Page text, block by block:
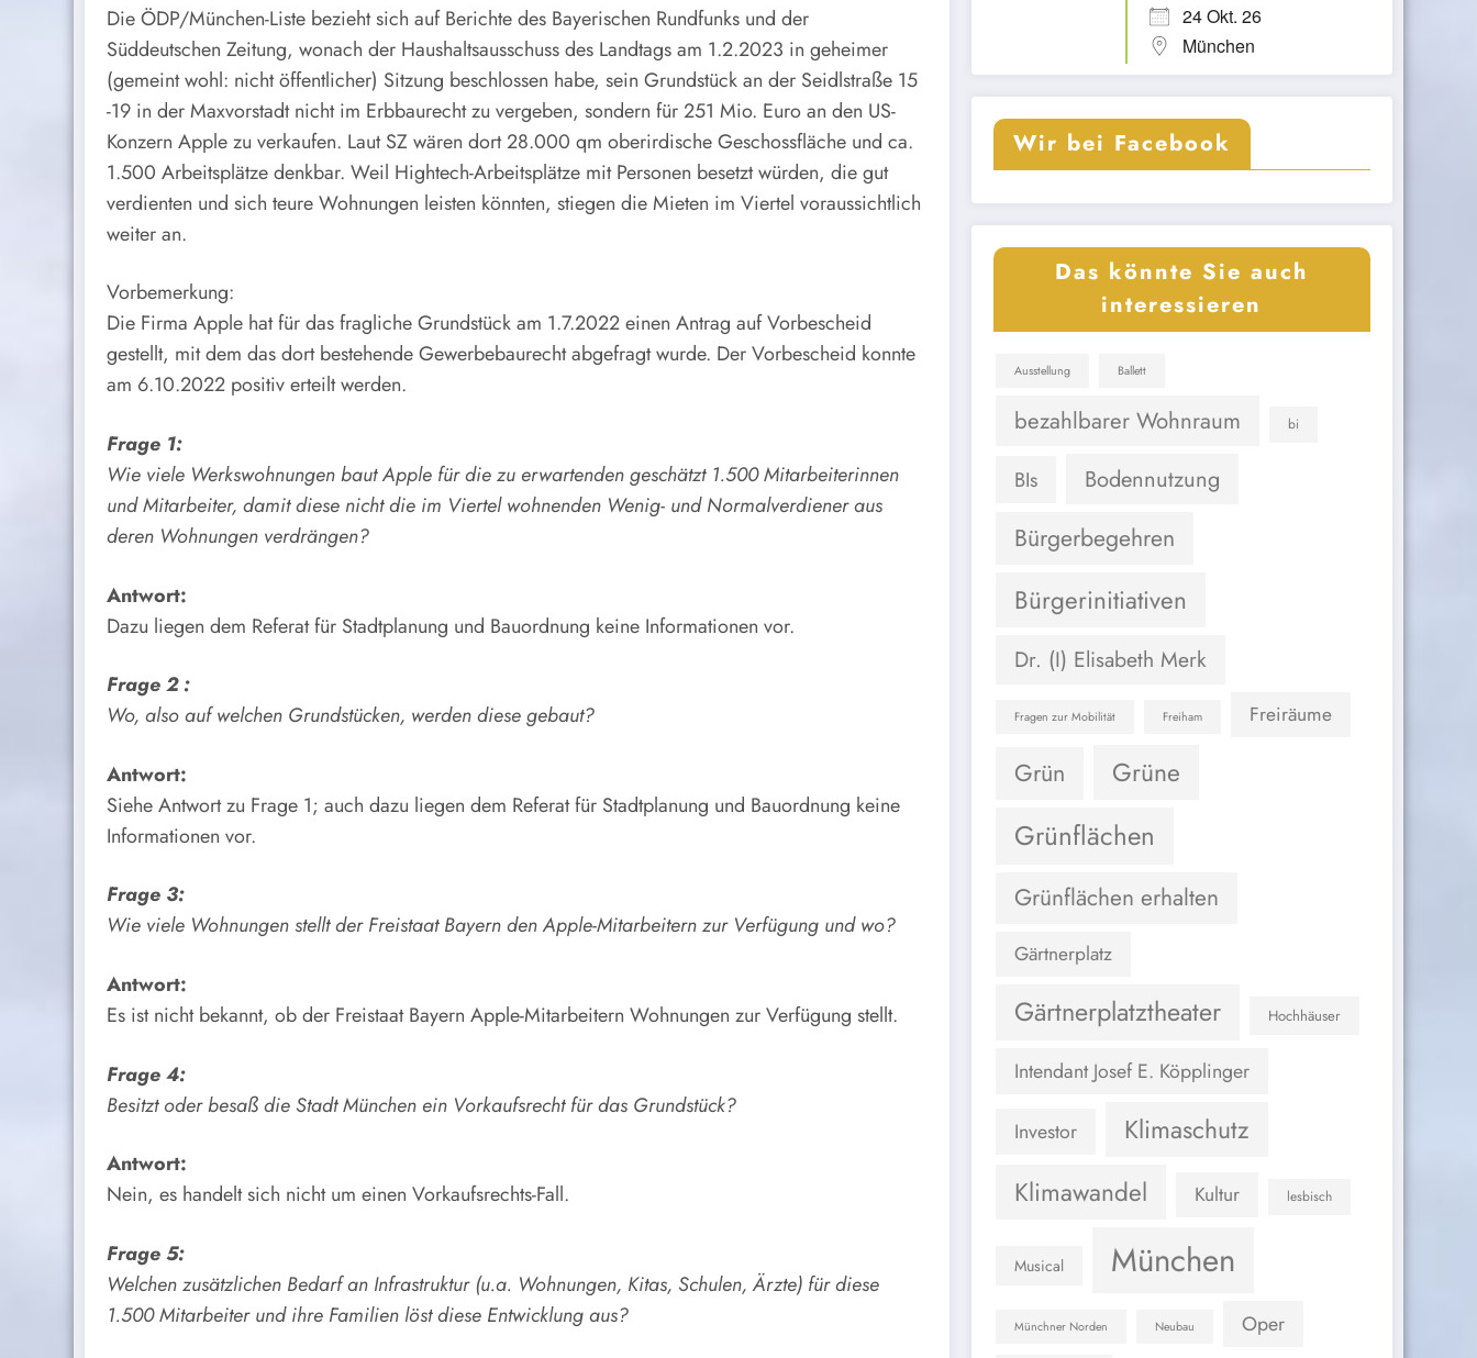
Die ÖDP/München-Liste bezieht sich auf Berichte des Bayerischen Rundfunks und der
Süddeutschen Zeitung, wonach der Haushaltsausschuss des Landtags am 1.2.2023 in geheimer
(gemeint wohl: nicht öffentlicher) Sitzung beschlossen habe, sein Grundstück an der Seidlstraße 15
-19 in der Maxvorstadt nicht im Erbbaurecht zu vergeben, sondern für 251 Mio. Euro an den US-
Konzern Apple zu verkaufen. Laut SZ wären dort 28.000 qm oberirdische Geschossfläche und ca.
1.500 Arbeitsplätze denkbar. Weil Hightech-Arbeitsplätze mit Personen besetzt würden, die gut
verdienten und sich teure Wohnungen leisten könnten, stiegen die Mieten im Viertel voraussichtlich
weiter an.
Vorbemerkung:
Die Firma Apple hat für das fragliche Grundstück am 1.7.2022 einen Antrag auf Vorbescheid
gestellt, mit dem das dort bestehende Gewerbebaurecht abgefragt wurde. Der Vorbescheid konnte
am 6.10.2022 positiv erteilt werden.
Frage 1:
Wie viele Werkswohnungen baut Apple für die zu erwartenden geschätzt 1.500 Mitarbeiterinnen
und Mitarbeiter, damit diese nicht die im Viertel wohnenden Wenig- und Normalverdiener aus
deren Wohnungen verdrängen?
Antwort:
Dazu liegen dem Referat für Stadtplanung und Bauordnung keine Informationen vor.
Frage 2 :
Wo, also auf welchen Grundstücken, werden diese gebaut?
Antwort:
Siehe Antwort zu Frage 1; auch dazu liegen dem Referat für Stadtplanung und Bauordnung keine
Informationen vor.
Frage 3:
Wie viele Wohnungen stellt der Freistaat Bayern den Apple-Mitarbeitern zur Verfügung und wo?
Antwort:
Es ist nicht bekannt, ob der Freistaat Bayern Apple-Mitarbeitern Wohnungen zur Verfügung stellt.
Frage 4:
Besitzt oder besaß die Stadt München ein Vorkaufsrecht für das Grundstück?
Antwort:
Nein, es handelt sich nicht um einen Vorkaufsrechts-Fall.
Frage 5:
Welchen zusätzlichen Bedarf an Infrastruktur (u.a. Wohnungen, Kitas, Schulen, Ärzte) für diese
1.500 Mitarbeiter und ihre Familien löst diese Entwicklung aus?
24 Okt. 26
München
Wir bei Facebook
Das könnte Sie auch
interessieren
Ausstellung Ballett
bezahlbarer Wohnraum bi
BIs Bodennutzung
Bürgerbegehren
Bürgerinitiativen
Dr. (I) Elisabeth Merk
Fragen zur Mobilität Freiham Freiräume
Grün Grüne
Grünflächen
Grünflächen erhalten
Gärtnerplatz
Gärtnerplatztheater Hochhäuser
Intendant Josef E. Köpplinger
Investor Klimaschutz
Klimawandel Kultur lesbisch
Musical München
Münchner Norden Neubau Oper